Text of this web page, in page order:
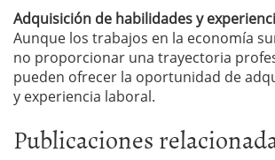
Adquisición de habilidades y
Aunque los trabajos en la economía
no proporcionar una trayectoria
pueden ofrecer la oportunidad de
y experiencia laboral.
Publicaciones